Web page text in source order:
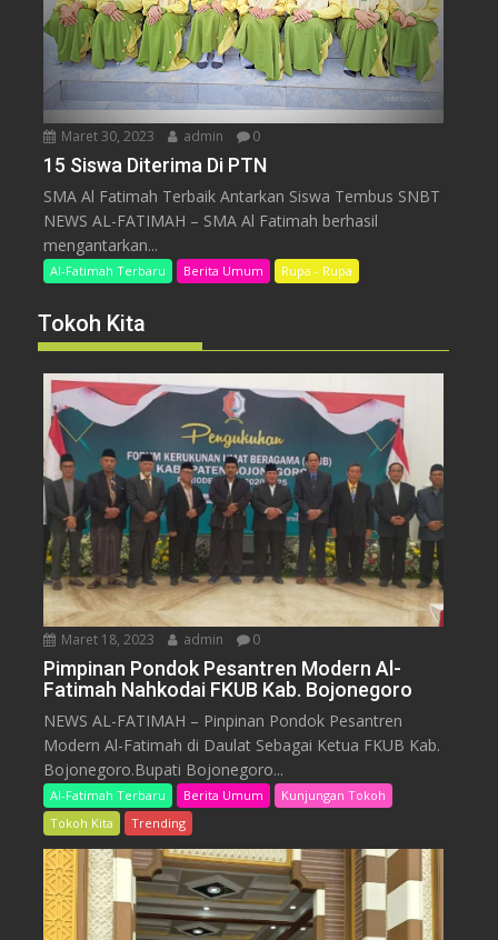
Maret 30, 2023 admin 0
15 Siswa Diterima Di PTN
SMA Al Fatimah Terbaik Antarkan Siswa Tembus SNBT
NEWS AL-FATIMAH – SMA Al Fatimah berhasil
mengantarkan...
Al-Fatimah Terbaru Berita Umum Rupa - Rupa
Tokoh Kita
Maret 18, 2023 admin 0
Pimpinan Pondok Pesantren Modern Al-
Fatimah Nahkodai FKUB Kab. Bojonegoro
NEWS AL-FATIMAH – Pinpinan Pondok Pesantren
Modern Al-Fatimah di Daulat Sebagai Ketua FKUB Kab.
Bojonegoro.Bupati Bojonegoro...
Al-Fatimah Terbaru Berita Umum
Kunjungan Tokoh
Tokoh Kita
Trending